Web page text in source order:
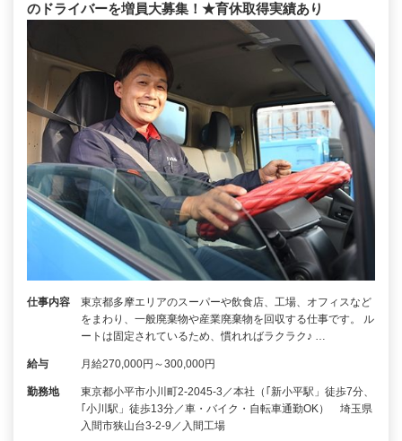
のドライバーを増員大募集！★育休取得実績あり
仕事内容
東京都多摩エリアのスーパーや飲食店、工場、オフィスなど
をまわり、一般廃棄物や産業廃棄物を回収する仕事です。 ル
ートは固定されているため、慣れればラクラク♪ …
給与 月給270,000円～300,000円
勤務地
東京都小平市小川町2-2045-3／本社（｢新小平駅」徒歩7分、
｢小川駅」徒歩13分／車・バイク・自転車通勤OK） 埼玉県
入間市狭山台3-2-9／入間工場